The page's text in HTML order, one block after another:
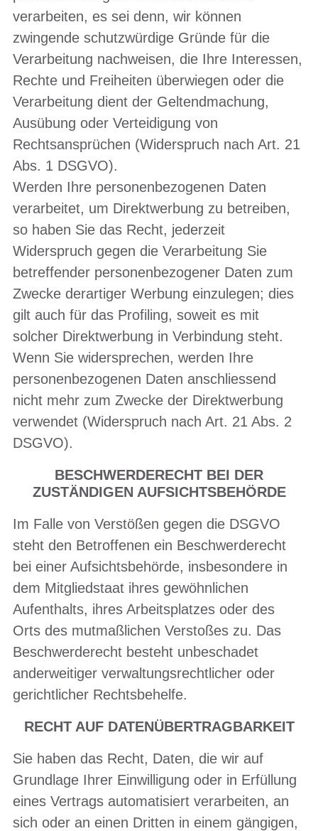
verarbeiten, es sei denn, wir können
zwingende schutzwürdige Gründe für die
Verarbeitung nachweisen, die Ihre Interessen,
Rechte und Freiheiten überwiegen oder die
Verarbeitung dient der Geltendmachung,
Ausübung oder Verteidigung von
Rechtsansprüchen (Widerspruch nach Art. 21
Abs. 1 DSGVO).
Werden Ihre personenbezogenen Daten
verarbeitet, um Direktwerbung zu betreiben,
so haben Sie das Recht, jederzeit
Widerspruch gegen die Verarbeitung Sie
betreffender personenbezogener Daten zum
Zwecke derartiger Werbung einzulegen; dies
gilt auch für das Profiling, soweit es mit
solcher Direktwerbung in Verbindung steht.
Wenn Sie widersprechen, werden Ihre
personenbezogenen Daten anschliessend
nicht mehr zum Zwecke der Direktwerbung
verwendet (Widerspruch nach Art. 21 Abs. 2
DSGVO).
BESCHWERDERECHT BEI DER
ZUSTÄNDIGEN AUFSICHTSBEHÖRDE
Im Falle von Verstößen gegen die DSGVO
steht den Betroffenen ein Beschwerderecht
bei einer Aufsichtsbehörde, insbesondere in
dem Mitgliedstaat ihres gewöhnlichen
Aufenthalts, ihres Arbeitsplatzes oder des
Orts des mutmaßlichen Verstoßes zu. Das
Beschwerderecht besteht unbeschadet
anderweitiger verwaltungsrechtlicher oder
gerichtlicher Rechtsbehelfe.
RECHT AUF DATENÜBERTRAGBARKEIT
Sie haben das Recht, Daten, die wir auf
Grundlage Ihrer Einwilligung oder in Erfüllung
eines Vertrags automatisiert verarbeiten, an
sich oder an einen Dritten in einem gängigen,